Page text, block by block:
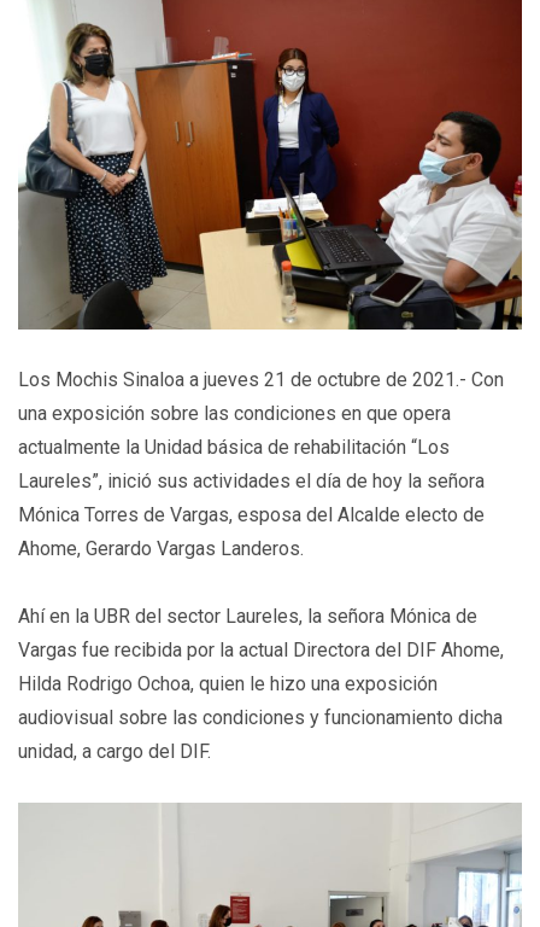
Los Mochis Sinaloa a jueves 21 de octubre de 2021.- Con
una exposición sobre las condiciones en que opera
actualmente la Unidad básica de rehabilitación “Los
Laureles”, inició sus actividades el día de hoy la señora
Mónica Torres de Vargas, esposa del Alcalde electo de
Ahome, Gerardo Vargas Landeros.
Ahí en la UBR del sector Laureles, la señora Mónica de
Vargas fue recibida por la actual Directora del DIF Ahome,
Hilda Rodrigo Ochoa, quien le hizo una exposición
audiovisual sobre las condiciones y funcionamiento dicha
unidad, a cargo del DIF.